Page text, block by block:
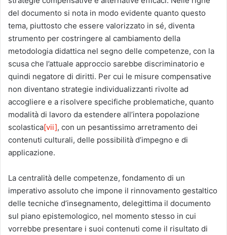
del documento si nota in modo evidente quanto questo
tema, piuttosto che essere valorizzato in sé, diventa
strumento per costringere al cambiamento della
metodologia didattica nel segno delle competenze, con la
scusa che l’attuale approccio sarebbe discriminatorio e
quindi negatore di diritti. Per cui le misure compensative
non diventano strategie individualizzanti rivolte ad
accogliere e a risolvere specifiche problematiche, quanto
modalità di lavoro da estendere all’intera popolazione
scolastica[vii], con un pesantissimo arretramento dei
contenuti culturali, delle possibilità d’impegno e di
applicazione.
La centralità delle competenze, fondamento di un
imperativo assoluto che impone il rinnovamento gestaltico
delle tecniche d’insegnamento, delegittima il documento
sul piano epistemologico, nel momento stesso in cui
vorrebbe presentare i suoi contenuti come il risultato di